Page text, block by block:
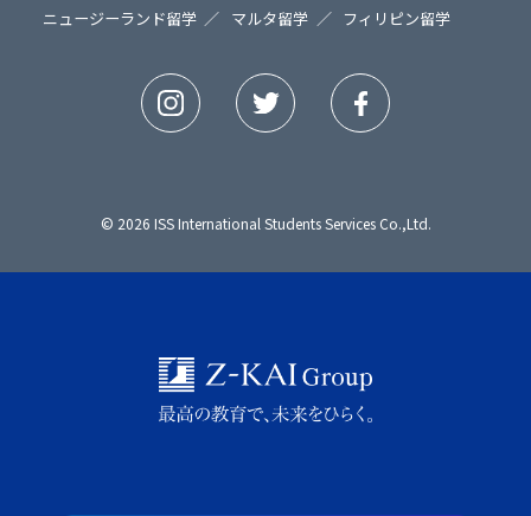
ニュージーランド留学
マルタ留学 フィリピン留学
© 2026 ISS International Students Services Co.,Ltd.